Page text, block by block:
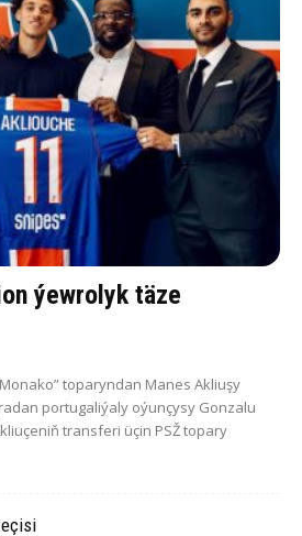
ýewrolyk täze
toparyndan Manes Akliuşy
portugaliýaly oýunçysy Gonzalu
transferi üçin PSŽ topary